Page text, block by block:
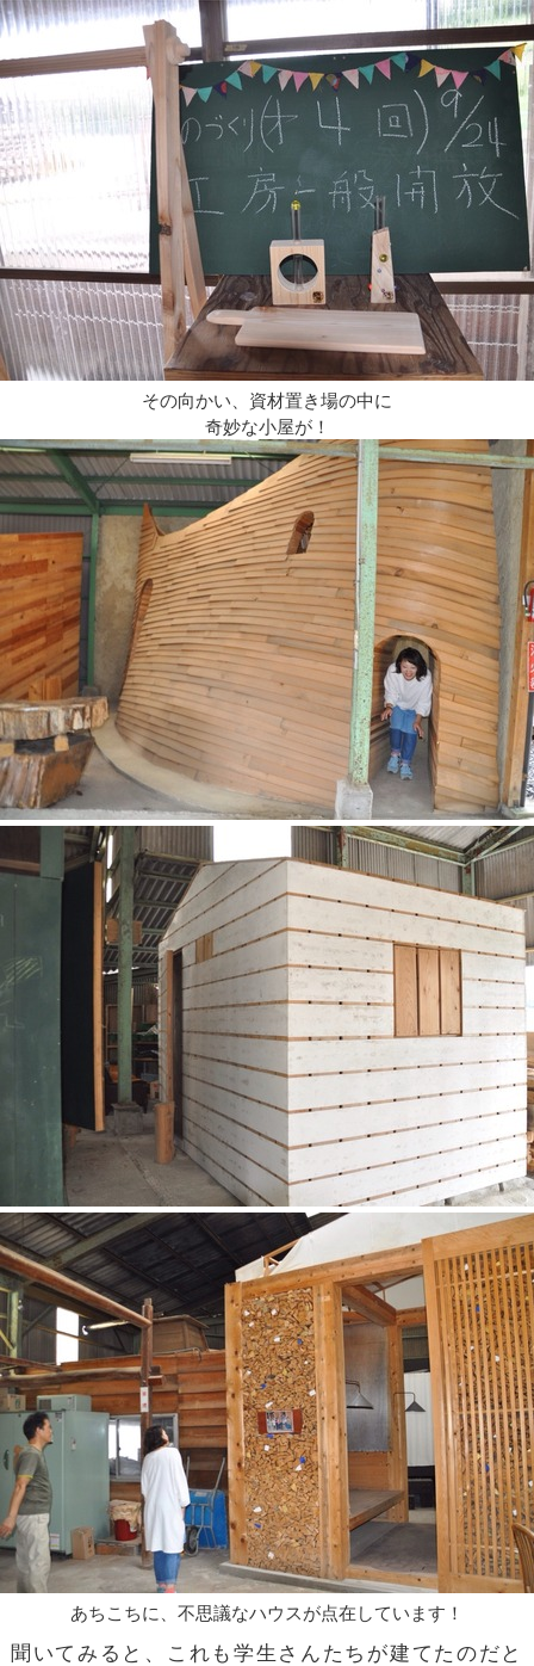
その向かい、資材置き場の中に
奇妙な小屋が！
あちこちに、不思議なハウスが点在しています！
聞いてみると、これも学生さんたちが建てたのだと